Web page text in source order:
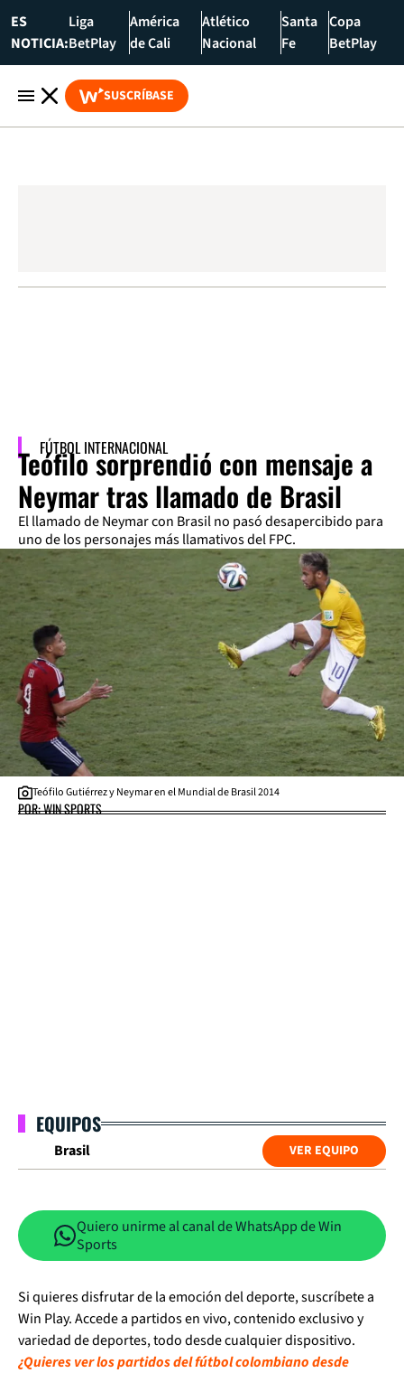
ES
NOTICIA:
Liga
BetPlay
América
de Cali
Atlético
Nacional
Santa
Fe
Copa
BetPlay
SUSCRÍBASE
FÚTBOL INTERNACIONAL
Teófilo sorprendió con mensaje a
Neymar tras llamado de Brasil
El llamado de Neymar con Brasil no pasó desapercibido para
uno de los personajes más llamativos del FPC.
Teófilo Gutiérrez y Neymar en el Mundial de Brasil 2014
POR: WIN SPORTS
EQUIPOS
Brasil VER EQUIPO
Quiero unirme al canal de WhatsApp de Win
Sports
Si quieres disfrutar de la emoción del deporte, suscríbete a
Win Play. Accede a partidos en vivo, contenido exclusivo y
variedad de deportes, todo desde cualquier dispositivo.
¿Quieres ver los partidos del fútbol colombiano desde